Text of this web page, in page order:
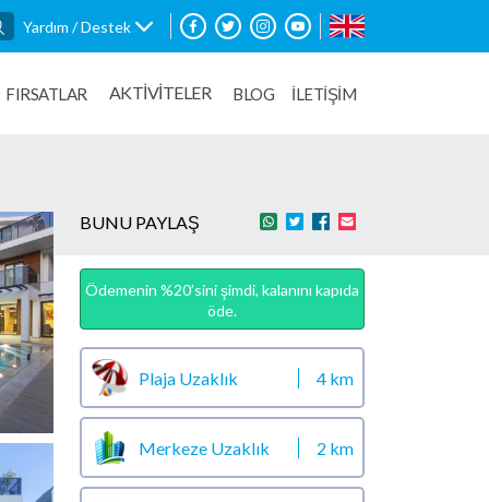
Yardım / Destek
FIRSATLAR AKTİVİTELER BLOG İLETİŞİM
BUNU PAYLAŞ
Ödemenin %20’sini şimdi, kalanını kapıda
öde.
Plaja Uzaklık 4 km
Merkeze Uzaklık 2 km